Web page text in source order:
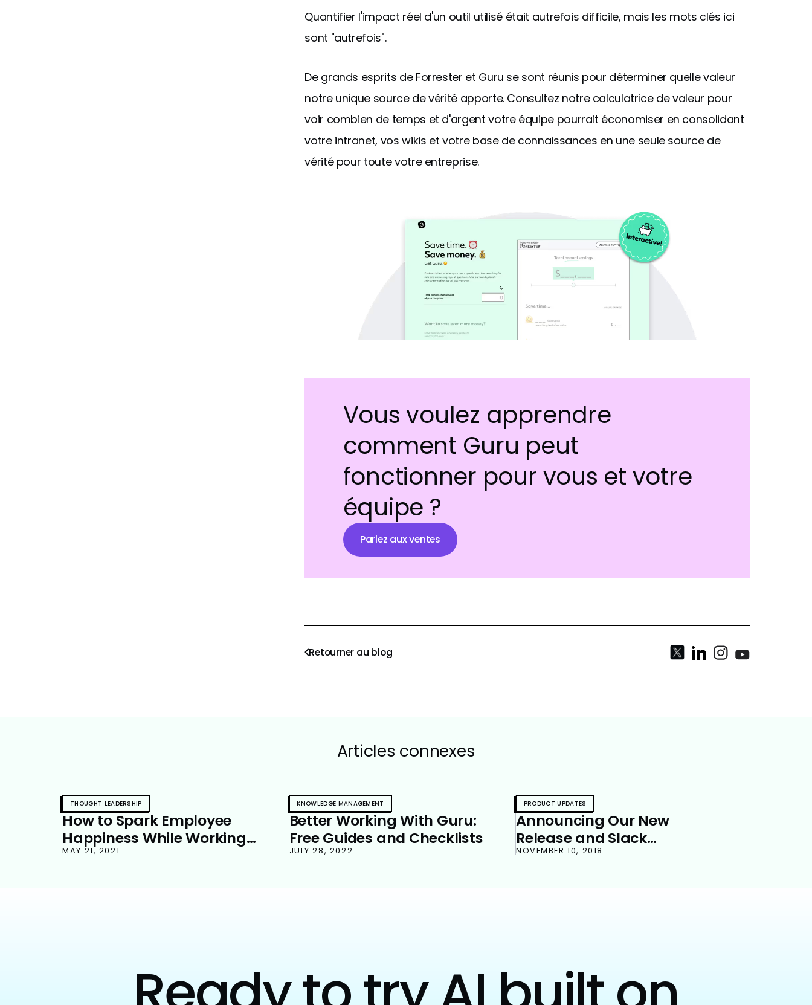
Quantifier l'impact réel d'un outil utilisé était autrefois difficile, mais les mots clés ici
sont "autrefois".
De grands esprits de Forrester et Guru se sont réunis pour déterminer quelle valeur
notre unique source de vérité apporte. Consultez notre calculatrice de valeur pour
voir combien de temps et d'argent votre équipe pourrait économiser en consolidant
votre intranet, vos wikis et votre base de connaissances en une seule source de
vérité pour toute votre entreprise.
Vous voulez apprendre
comment Guru peut
fonctionner pour vous et votre
équipe ?
Parlez aux ventes
Retourner au blog
Articles connexes
THOUGHT LEADERSHIP
How to Spark Employee
Happiness While Working
Remotely
MAY 21, 2021
KNOWLEDGE MANAGEMENT
Better Working With Guru:
Free Guides and Checklists
JULY 28, 2022
PRODUCT UPDATES
Announcing Our New
Release and Slack
Investment
NOVEMBER 10, 2018